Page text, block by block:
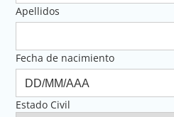
Apellidos
Fecha de nacimiento
Estado Civil